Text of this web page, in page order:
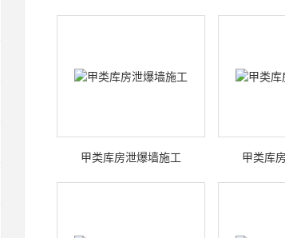
甲类库房泄爆墙施工 甲类库